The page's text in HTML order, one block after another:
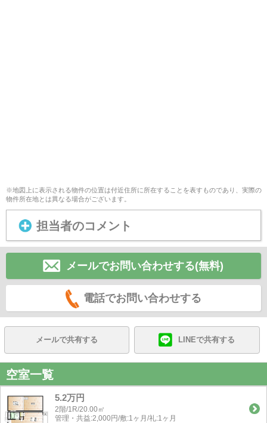
※地図上に表示される物件の位置は付近住所に所在することを表すものであり、実際の
物件所在地とは異なる場合がございます。
担当者のコメント
メールでお問い合わせする(無料)
電話でお問い合わせする
メールで共有する LINEで共有する
空室一覧
5.2万円
2階/1R/20.00㎡
管理・共益:2,000円/敷:1ヶ月/礼:1ヶ月